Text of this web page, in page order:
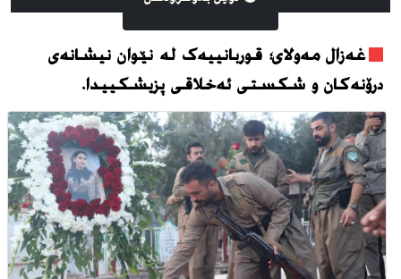
غەزال مەولای؛ قوربانییەک لە نێوان نیشانەی
درۆنەکان و شکستی ئەخلاقی پزیشکییدا.